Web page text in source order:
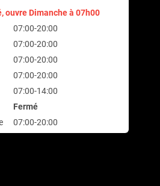
ouvre Dimanche à 07h00
07:00-20:00
07:00-20:00
07:00-20:00
07:00-20:00
07:00-14:00
Fermé
07:00-20:00